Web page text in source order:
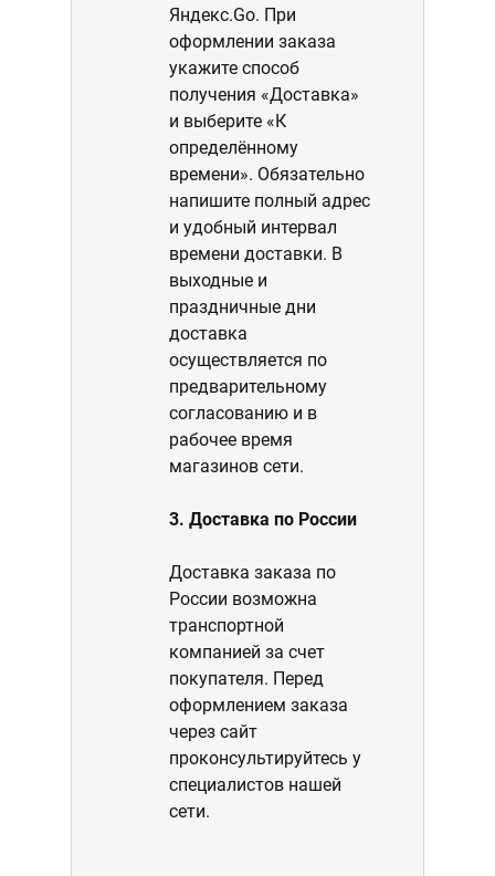
Яндекс.Go. При
оформлении заказа
укажите способ
получения «Доставка»
и выберите «К
определённому
времени». Обязательно
напишите полный адрес
и удобный интервал
времени доставки. В
выходные и
праздничные дни
доставка
осуществляется по
предварительному
согласованию и в
рабочее время
магазинов сети.
3. Доставка по России
Доставка заказа по
России возможна
транспортной
компанией за счет
покупателя. Перед
оформлением заказа
через сайт
проконсультируйтесь у
специалистов нашей
сети.